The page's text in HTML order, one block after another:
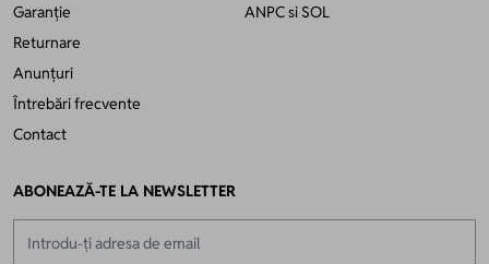
Garanție
Returnare
Anunțuri
Întrebări frecvente
Contact
ANPCsi SOL
ABONEAZĂ-TE LA NEWSLETTER